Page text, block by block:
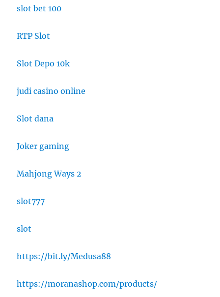
slot bet 100
RTP Slot
Slot Depo 10k
judi casino online
Slot dana
Joker gaming
Mahjong Ways 2
slot777
slot
https://bit.ly/Medusa88
https://moranashop.com/products/